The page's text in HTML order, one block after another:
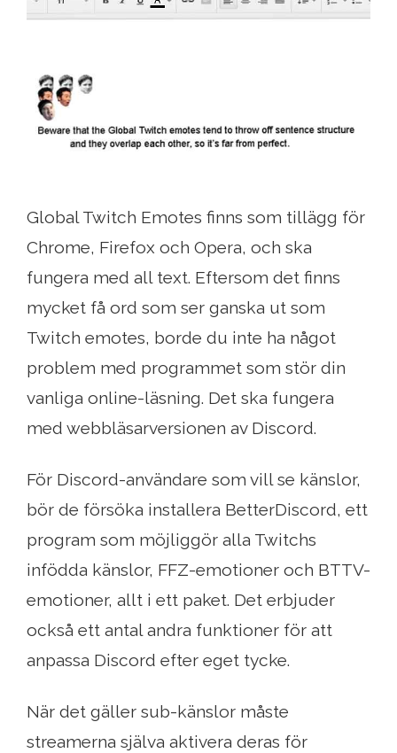
Global Twitch Emotes finns som tillägg för
Chrome, Firefox och Opera, och ska
fungera med all text. Eftersom det finns
mycket få ord som ser ganska ut som
Twitch emotes, borde du inte ha något
problem med programmet som stör din
vanliga online-läsning. Det ska fungera
med webbläsarversionen av Discord.
För Discord-användare som vill se känslor,
bör de försöka installera BetterDiscord, ett
program som möjliggör alla Twitchs
infödda känslor, FFZ-emotioner och BTTV-
emotioner, allt i ett paket. Det erbjuder
också ett antal andra funktioner för att
anpassa Discord efter eget tycke.
När det gäller sub-känslor måste
streamerna själva aktivera deras för